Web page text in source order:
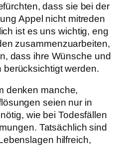
dass sie bei der
Appel nicht mitreden
ist es uns wichtig, eng
zusammenzuarbeiten,
dass ihre Wünsche und
berücksichtigt werden.
denken manche,
seien nur in
wie bei Todesfällen
Tatsächlich sind
hilfreich,